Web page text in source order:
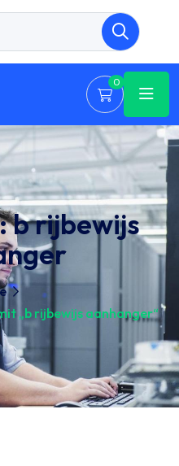
0
b rijbewijs
„b rijbewijs aanhanger“